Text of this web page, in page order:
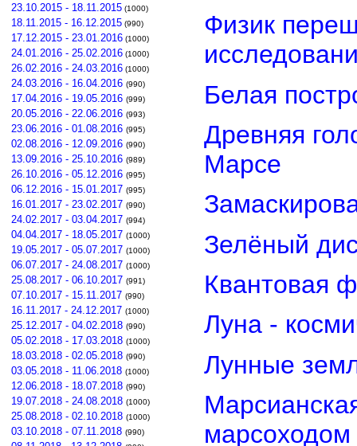
23.10.2015 - 18.11.2015 (1000)
18.11.2015 - 16.12.2015 (990)
17.12.2015 - 23.01.2016 (1000)
24.01.2016 - 25.02.2016 (1000)
26.02.2016 - 24.03.2016 (1000)
24.03.2016 - 16.04.2016 (990)
17.04.2016 - 19.05.2016 (999)
20.05.2016 - 22.06.2016 (993)
23.06.2016 - 01.08.2016 (995)
02.08.2016 - 12.09.2016 (990)
13.09.2016 - 25.10.2016 (989)
26.10.2016 - 05.12.2016 (995)
06.12.2016 - 15.01.2017 (995)
16.01.2017 - 23.02.2017 (990)
24.02.2017 - 03.04.2017 (994)
04.04.2017 - 18.05.2017 (1000)
19.05.2017 - 05.07.2017 (1000)
06.07.2017 - 24.08.2017 (1000)
25.08.2017 - 06.10.2017 (991)
07.10.2017 - 15.11.2017 (990)
16.11.2017 - 24.12.2017 (1000)
25.12.2017 - 04.02.2018 (990)
05.02.2018 - 17.03.2018 (1000)
18.03.2018 - 02.05.2018 (990)
03.05.2018 - 11.06.2018 (1000)
12.06.2018 - 18.07.2018 (990)
19.07.2018 - 24.08.2018 (1000)
25.08.2018 - 02.10.2018 (1000)
03.10.2018 - 07.11.2018 (990)
Физик
Белая
Древняя
Марсе
Зелёный
Квантовая
Луна -
Лунные
марсоходом